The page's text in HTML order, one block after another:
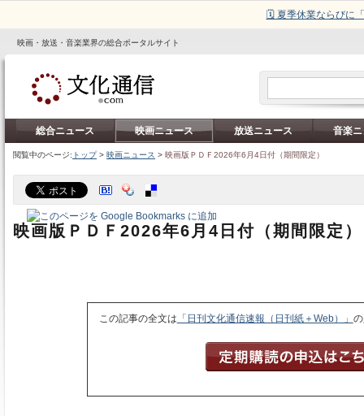
🗓️ 夏季休業ならびに
映画・放送・音楽業界の総合ポータルサイト
総合ニュース 映画ニュース 放送ニュース 音楽
閲覧中のページ: トップ> 映画ニュース > 映画版ＰＤＦ2026年6月4日付（期間限定）
映画版ＰＤＦ2026年6月4日付（期間限定）
この記事の全文は 「日刊文化通信速報（日刊紙＋Web）」